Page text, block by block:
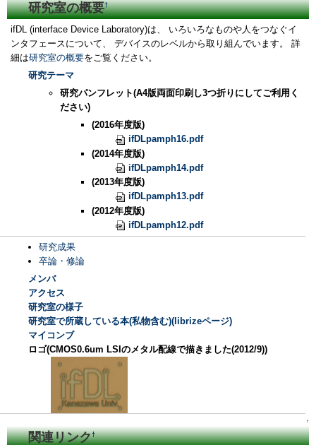
研究室の概要†
ifDL (interface Device Laboratory)は、 いろいろなものや人をつなぐイ
ンタフェースについて、 デバイスのレベルから取り組んでいます。 詳
細は研究室の概要をご覧ください。
研究テーマ
研究パンフレット(A4版両面印刷し3つ折りにしてご利用く
ださい)
(2016年度版)
ifDLpamph16.pdf
(2014年度版)
ifDLpamph14.pdf
(2013年度版)
ifDLpamph13.pdf
(2012年度版)
ifDLpamph12.pdf
研究成果
卒論・修論
メンバ
アクセス
研究室の様子
研究室で所蔵している本(私物含む)(librizeページ)
マイコンブ
ロゴ(CMOS0.6um LSIのメタル配線で描きました(2012/9))
↑
関連リンク†